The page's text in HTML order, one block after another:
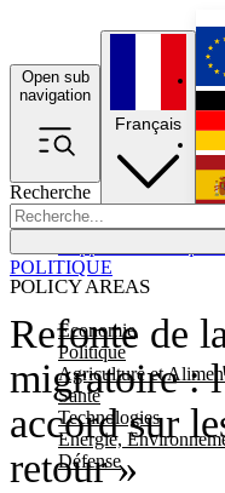
Open sub
navigation
Recherche
POLICY AREAS
Economie
Politique
Agriculture et
Santé
Technologies
Energie,
Défense
Français
Refonte de
migratoire :
accord sur
retour »
POLITIQUE